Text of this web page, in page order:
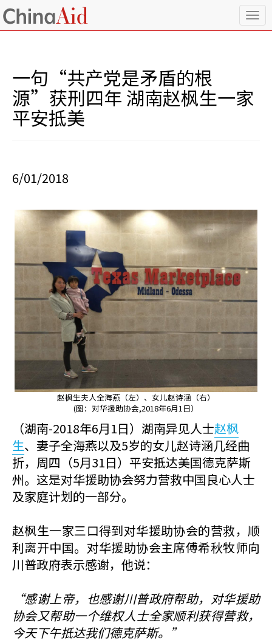
T
o
n
a
一句“共产党是矛盾的根
源”获刑四年 湖南赵枫生一家
平安抵美
6/01/2018
赵枫生夫人全海燕（左）、女儿赵诗涵（右）
(图：对华援助协会,2018年6月1日）
（湖南-2018年6月1日）湖南异见人士赵枫
生、妻子全海燕以及5岁的女儿赵诗涵几经曲
折，周四（5月31日）平安抵达美国德克萨斯
州。这是对华援助协会努力营救中国良心人士
及家庭计划的一部分。
赵枫生一家三口得到对华援助协会的营救，顺
利离开中国。对华援助协会主席傅希秋牧师向
川普政府表示感谢，他说：
“感谢上帝，也感谢川普政府帮助，对华援助
协会又帮助一个维权人士全家顺利获得营救，
今天下午抵达我们德克萨斯。”